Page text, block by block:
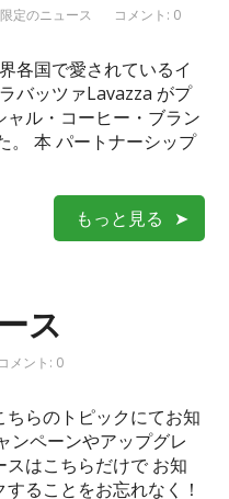
定のニュース コメント: 0
各国で愛されているイ
バッツァLavazza がプ
ャル・コーヒー・ブラン
。 本 パートナーシップ
もっと見る
ス
コメント: 0
らのトピックにてお知
ンペーンやアップグレ
はこちらだけで お知
ることをお忘れなく！